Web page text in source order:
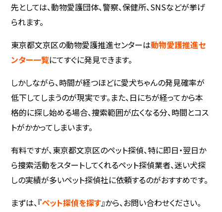
先としては、動物愛護団体、警察、保健所、SNSなどが挙げ
られます。
東京都文京区の動物愛護推進センターは動物愛護推進セ
ンター一覧にてすぐに発見できます。
しかしながら、時間が経つほどに愛犬ちゃんの発見確率が
低下してしまうのが現実です。また、日にちが経ってから本
格的に探し始める場合、捜索範囲が広くなる分、時間とコス
トがかかってしまいます。
有料ですが、東京都文京区のペット探偵、特に即日・翌日か
ら捜索活動をスタートしてくれるペット探偵業者、迷い犬探
しの実績が多いペット探偵社に依頼するのがおすすめです。
まずは、『ペット探偵を探す』から、お問い合わせください。